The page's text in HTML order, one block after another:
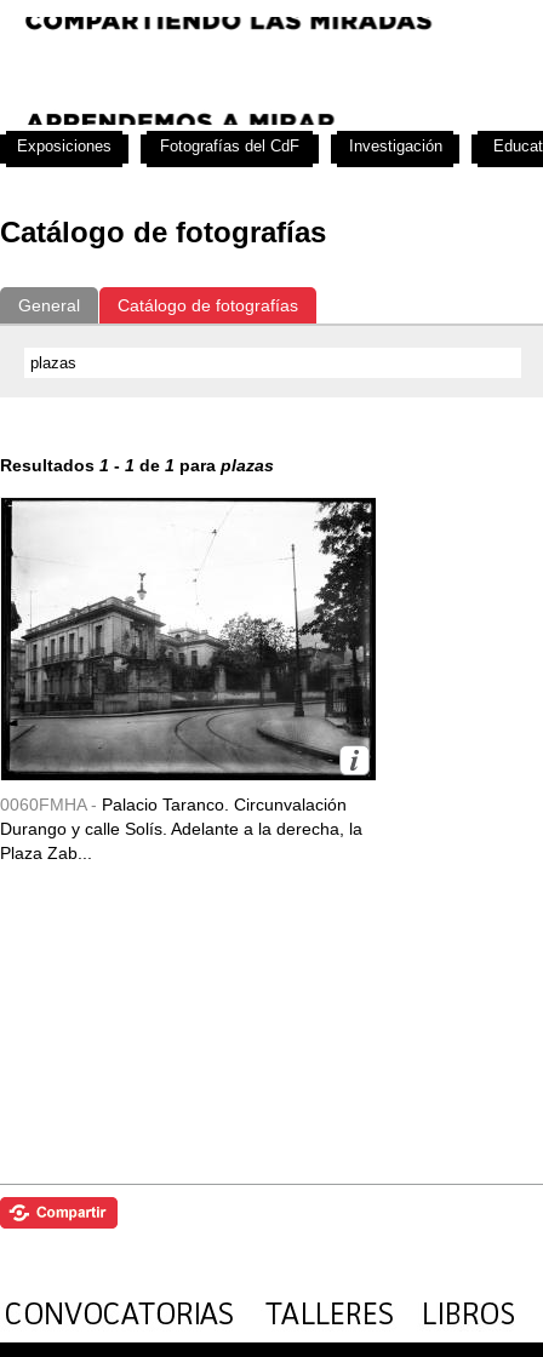
Catálogo de fotografías
General Catálogo de fotografías
Resultados 1 - 1 de 1 para plazas
0060FMHA - Palacio Taranco. Circunvalación
Durango y calle Solís. Adelante a la derecha, la
Plaza Zab...
Exposiciones Fotografías del CdF Investigación